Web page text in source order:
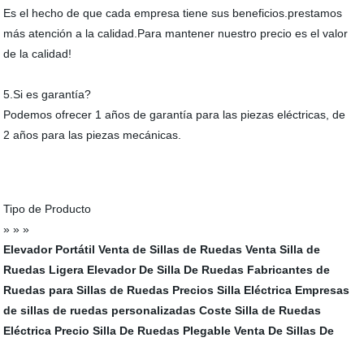
Es el hecho de que cada empresa tiene sus beneficios.prestamos
más atención a la calidad.Para mantener nuestro precio es el valor
de la calidad!
5.Si es garantía?
Podemos ofrecer 1 años de garantía para las piezas eléctricas, de
2 años para las piezas mecánicas.
Tipo de Producto
» » »
Elevador Portátil Venta de Sillas de Ruedas Venta Silla de
Ruedas Ligera Elevador De Silla De Ruedas Fabricantes de
Ruedas para Sillas de Ruedas Precios Silla Eléctrica Empresas
de sillas de ruedas personalizadas Coste Silla de Ruedas
Eléctrica Precio Silla De Ruedas Plegable Venta De Sillas De